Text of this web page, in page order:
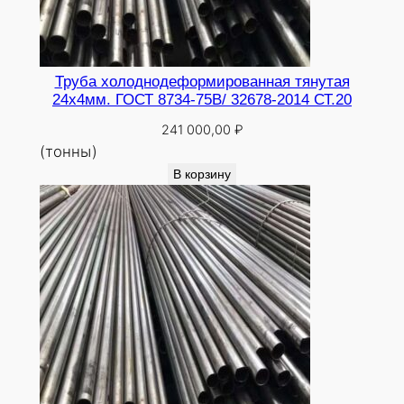
Труба холоднодеформированная тянутая
24х4мм. ГОСТ 8734-75В/ 32678-2014 СТ.20
241 000,00 ₽
(тонны)
В корзину